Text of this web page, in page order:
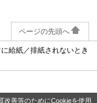
改善等のためにCookieを使用
ページの先頭へ
給紙／排紙されないとき